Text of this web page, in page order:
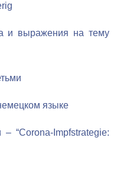
и выражения на тему
языке
“Corona-Impfstrategie: